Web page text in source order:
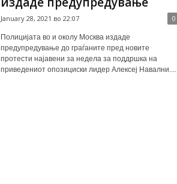
January 28, 2021 во 22:07 0
Полицијата во и околу Москва издаде
предупредување до граѓаните пред новите
протести најавени за недела за поддршка на
приведениот опозициски лидер Алексеј Навални....